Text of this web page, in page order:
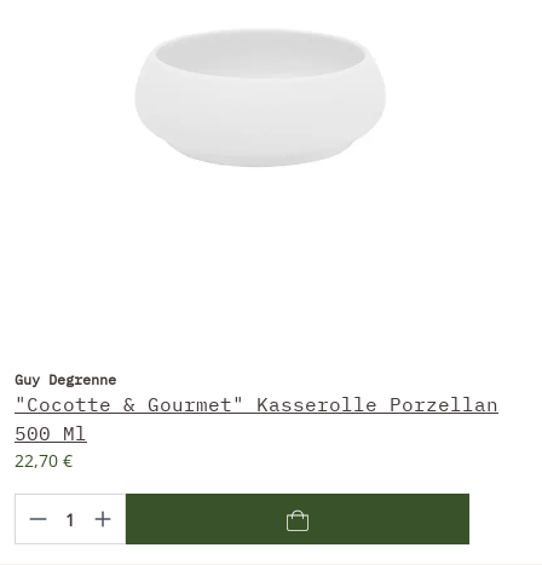
Guy Degrenne
"Cocotte & Gourmet" Kasserolle Porzellan
500 Ml
22,70 €